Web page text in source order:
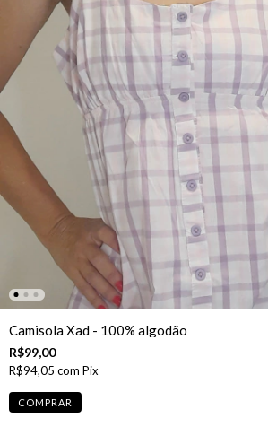
Camisola Xad - 100% algodão
R$99,00
R$94,05 com Pix
COMPRAR